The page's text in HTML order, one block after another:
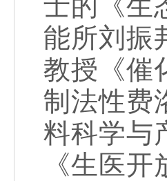
能所刘振
教授《催
制法性费
料科学与
《生医